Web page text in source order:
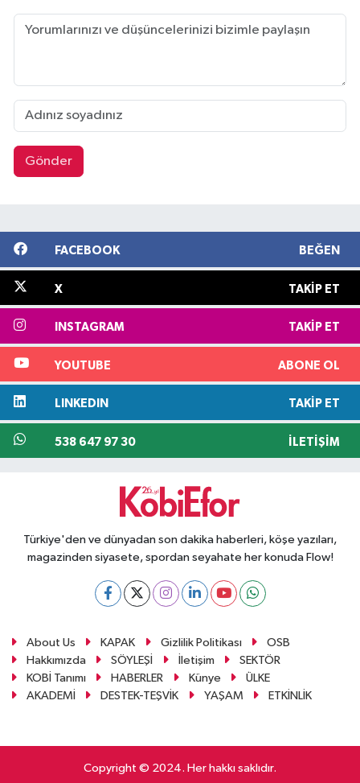
Gönder
FACEBOOK BEĞEN
X TAKIP ET
INSTAGRAM TAKIP ET
YOUTUBE ABONE OL
LINKEDIN TAKIP ET
538 647 97 30 İLETIŞIM
Türkiye'den ve dünyadan son dakika haberleri, köşe yazıları,
magazinden siyasete, spordan seyahate her konuda Flow!
About Us KAPAK Gizlilik Politikası
OSB
Hakkımızda
SÖYLEŞİ İletişim
SEKTÖR
KOBİ Tanımı
HABERLER Künye
ÜLKE
AKADEMİ
DESTEK-TEŞVİK YAŞAM ETKİNLİK
Copyright © 2024. Her hakkı saklıdır.